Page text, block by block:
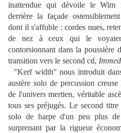
inattendue qui dévoile le Wim
derrière la façade
dont il s'affuble : cordes nues,
de nez à ceux qui le
contorsionnant dans la poussière
transition vers le second cd,
"Kerf width" nous introduit
austère solo de percussion
de l'univers mertien, véritable
tous ses préjugés. Le second
solo de harpe d'un peu plus
surprenant par la rigueur